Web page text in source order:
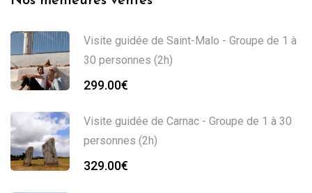
Visite guidée de Saint-Malo - Groupe de 1 à
30 personnes (2h)
299.00€
Visite guidée de Carnac - Groupe de 1 à 30
personnes (2h)
329.00€